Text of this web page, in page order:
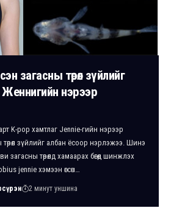
загасны төрөл зүйлийг
Женнигийн нэрээр
K-pop хамтлаг Jennie-гийн нэрээр
зүйлийг албан ёсоор нэрлэжээ. Шинэ
загасны төрөлд хамаарах бөгөөд шинжлэх
jennie хэмээн өгсөн…
2 минут уншина